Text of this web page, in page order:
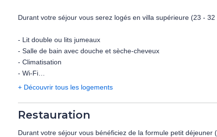
Durant votre séjour vous serez logés en villa supérieure (23 -
- Lit double ou lits jumeaux
- Salle de bain avec douche et sèche-cheveux
- Climatisation
- Wi-Fi
- Minibar
- Balcon vue jardin
+ Découvrir tous les logements
Restauration
Durant votre séjour vous bénéficiez de la formule petit